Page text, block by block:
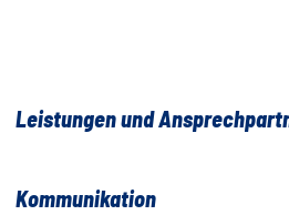
Leistungen und
Kommunikation